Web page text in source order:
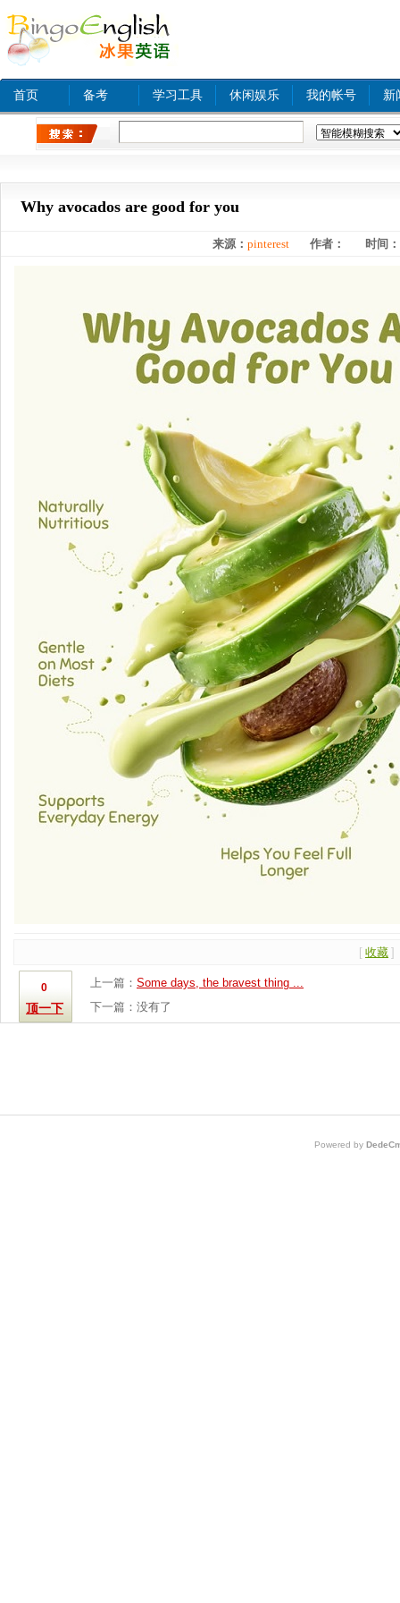
首页 备考 学习工具 休闲娱乐 我的帐号 新
Why avocados are good for you
来源： pinterest 作者： 时间：
[ 收藏 ]
0
顶一下
上一篇： Some days, the bravest thing ...
下一篇：没有了
Powered by